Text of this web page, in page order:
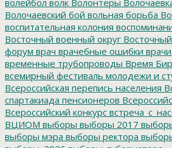
Волочаевский бой вольная борьба
воспитательная колония
Восточный военный округ
форум врач врачебные ошибки врачи
временные трубопроводы Время
всемирный фестиваль молодежи и
Всероссийская перепись населения
спартакиада пенсионеров
Всероссийский конкурс
ВЦИОМ выборы выборы 2017
выборы мэра выборы ректора